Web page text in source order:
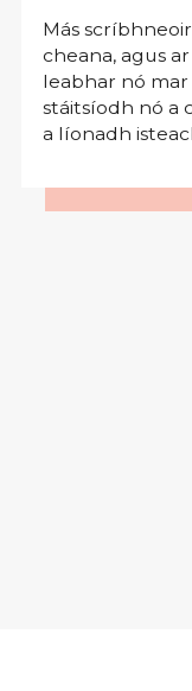
Más
cheana, agus
leabhar nó
stáitsíodh nó a
a líonadh